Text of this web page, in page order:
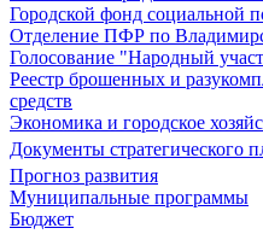
Городской фонд социальной
Отделение ПФР по
Голосование "Народный
Реестр брошенных и
средств
Экономика и городское
Документы стратегического
Прогноз развития
Муниципальные программы
Бюджет